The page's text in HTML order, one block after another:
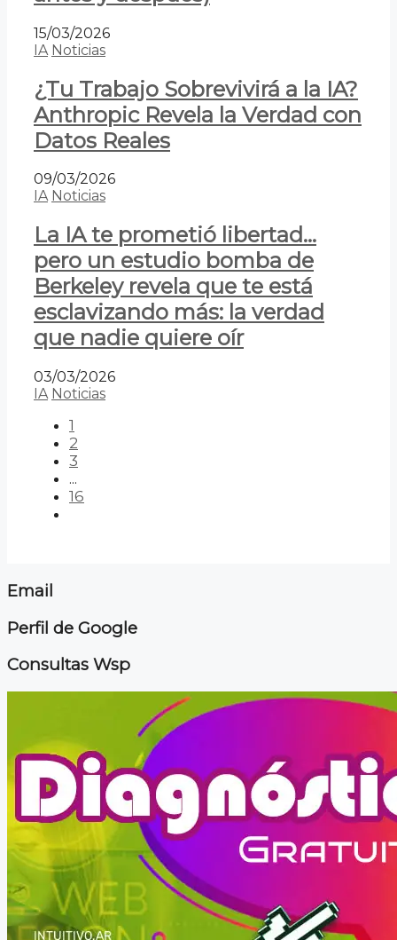
15/03/2026
IA Noticias
¿Tu Trabajo Sobrevivirá a la IA?
Anthropic Revela la Verdad con
Datos Reales
09/03/2026
IA Noticias
La IA te prometió libertad…
pero un estudio bomba de
Berkeley revela que te está
esclavizando más: la verdad
que nadie quiere oír
03/03/2026
IA Noticias
1
2
3
...
16
Email
Perfil de Google
Consultas Wsp